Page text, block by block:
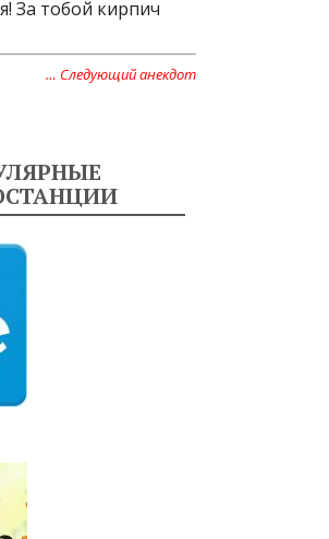
За тобой кирпич
… Следующий анекдот